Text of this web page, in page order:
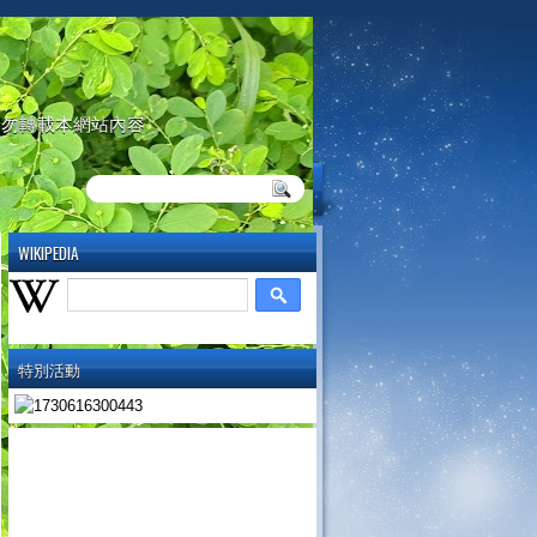
轉載本網站內容
WIKIPEDIA
特別活動